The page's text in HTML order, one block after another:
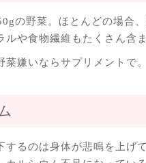
の野菜。ほとんどの場合
ルや食物繊維もたくさん含
菜嫌いならサプリメントで。
するのは身体が悲鳴を上げ